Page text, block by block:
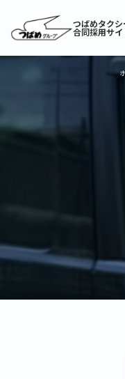
つばめタク
合同採用サイ